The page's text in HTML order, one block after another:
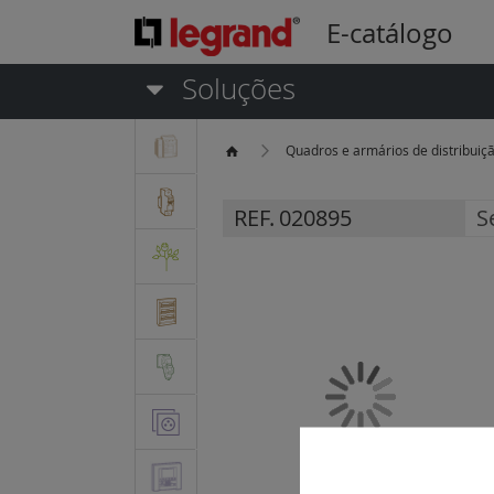
E-catálogo
Soluções
Quadros e armários de
REF. 020895